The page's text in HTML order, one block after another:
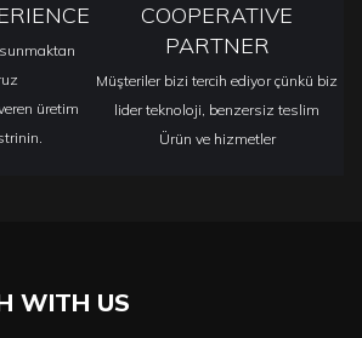
üretim
COOPERATIVE
PARTNER
Müşteriler bizi tercih ediyor çünkü biz
lider teknoloji, benzersiz teslim
Ürün ve hizmetler
WITH US